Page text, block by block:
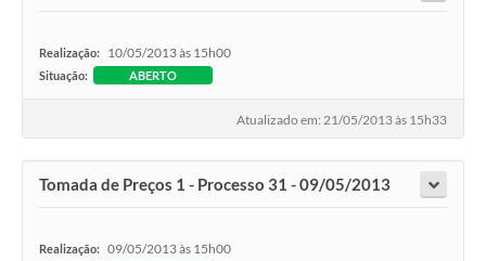
Realização: 10/05/2013 às 15h00
Situação: ABERTO
Atualizado em: 21/05/2013 às 15h33
Tomada de Preços 1 - Processo 31 - 09/05/2013
Realização: 09/05/2013 às 15h00